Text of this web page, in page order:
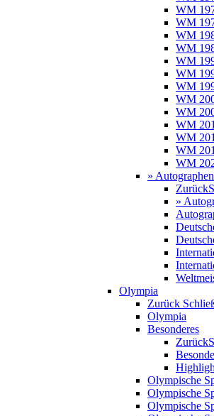
WM
WM
WM
WM
WM
WM
WM
WM
WM
WM
WM
WM
WM
»
Zurück
»
Olympia
Zurück
Olympia
Besonderes
Zurück
Olympische
Olympische
Olympische